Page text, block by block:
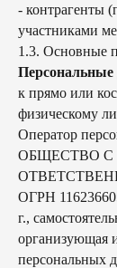
- контрагенты
участниками
1.3. Основные
к прямо или
физическому
Оператор
ОБЩЕСТВО С
ОГРН
г.,
организующая
персональных